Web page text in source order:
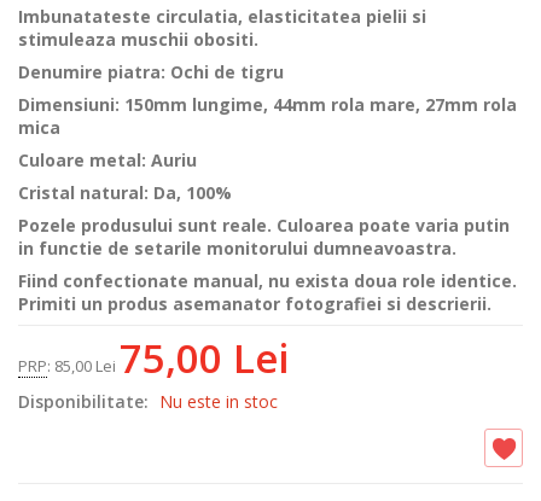
Imbunatateste circulatia, elasticitatea pielii si
stimuleaza muschii obositi.
Denumire piatra: Ochi de tigru
Dimensiuni: 150mm lungime, 44mm rola mare, 27mm rola
mica
Culoare metal: Auriu
Cristal natural: Da, 100%
Pozele produsului sunt reale. Culoarea poate varia putin
in functie de setarile monitorului dumneavoastra.
Fiind confectionate manual, nu exista doua role identice.
Primiti un produs asemanator fotografiei si descrierii.
PRP: 85,00 Lei 75,00 Lei
Disponibilitate: Nu este in stoc